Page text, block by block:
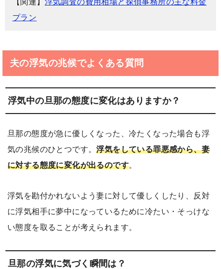
プラン
夫の浮気の兆候でよくある質問
浮気中の旦那の態度に変化はありますか？
旦那の態度が急に優しくなった、冷たくなった場合も浮
気の兆候のひとつです。浮気をしている罪悪感から、妻
に対する態度に変化が出るのです。
浮気を勘付かれないよう妻に対して優しくしたり、反対
に浮気相手に夢中になっているために冷たい・そっけな
い態度を取ることが考えられます。
旦那の浮気に気づく瞬間は？